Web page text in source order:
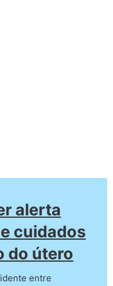
alerta
cuidados
do útero
entre